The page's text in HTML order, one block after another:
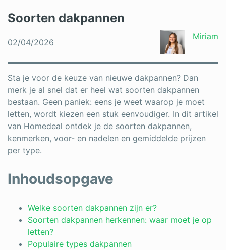
Loodgieter
Rolluiken
Schilder
Schrijnwerker
Stukadoor
Vloeren
Warmtepomp
Zonnepanelen
Soorten dakpannen
02/04/2026
Miriam
Sta je voor de keuze van nieuwe dakpannen? Dan
merk je al snel dat er heel wat soorten dakpannen
bestaan. Geen paniek: eens je weet waarop je moet
letten, wordt kiezen een stuk eenvoudiger. In dit artikel
van Homedeal ontdek je de soorten dakpannen,
kenmerken, voor- en nadelen en gemiddelde prijzen
per type.
Inhoudsopgave
Welke soorten dakpannen zijn er?
Soorten dakpannen herkennen: waar moet je op
letten?
Populaire types dakpannen